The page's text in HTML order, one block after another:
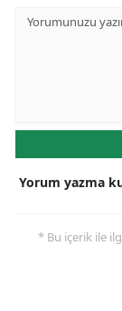
Yorum yazma
* Bu içerik ile